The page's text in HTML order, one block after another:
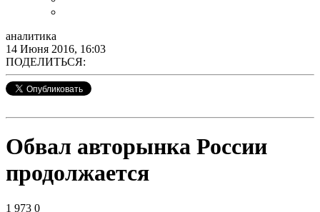
аналитика
14 Июня 2016, 16:03
ПОДЕЛИТЬСЯ:
Обвал авторынка России
продолжается
1 973 0